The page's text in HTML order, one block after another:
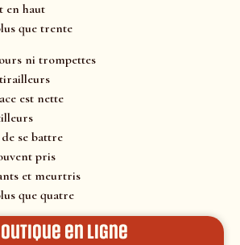
en haut
que trente
ni trompettes
est nette
se battre
pris
et meurtris
que quatre
en ligne